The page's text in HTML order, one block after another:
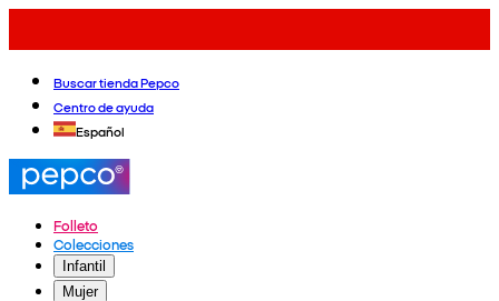
Buscar tienda Pepco
Centro de ayuda
Español
Folleto
Colecciones
Infantil
Mujer